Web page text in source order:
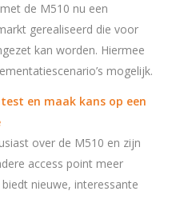
de M510 nu een
gerealiseerd die voor
kan worden. Hiermee
mogelijk.
en maak kans op een
over de M510 en zijn
access point meer
nieuwe, interessante